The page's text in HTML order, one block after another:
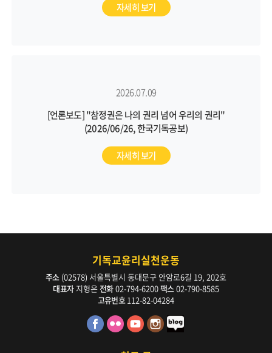
자세히 보기
2026.07.09
[언론보도] "참정권은 나의 권리 넘어 우리의 권리"
(2026/06/26, 한국기독공보)
자세히 보기
기독교윤리실천운동
주소 (02578) 서울특별시 동대문구 안암로6길 19, 202호
대표자지형은 전화02-794-6200팩스 02-790-8585
고유번호 112-82-04284